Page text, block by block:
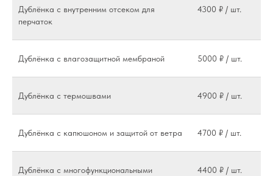
Дублёнка с внутренним отсеком для
перчаток
4300 ₽ / шт.
Дублёнка с влагозащитной мембраной 5000 ₽ / шт.
Дублёнка с термошвами 4900 ₽ / шт.
Дублёнка с капюшоном и защитой от ветра 4700 ₽ / шт.
Дублёнка с многофункциональными
4400 ₽ / шт.